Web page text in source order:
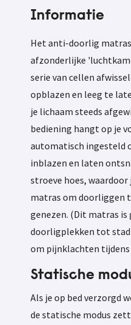
Informatie
Het anti-doorlig
afzonderlijke
serie van cellen
opblazen en leeg te
je lichaam steeds
bediening hangt op je
automatisch ingesteld
inblazen en laten
stroeve hoes,
matras om doorliggen
genezen. (Dit matras is
doorligplekken tot
om pijnklachten
Statische
Als je op bed verzorgd
de statische modus